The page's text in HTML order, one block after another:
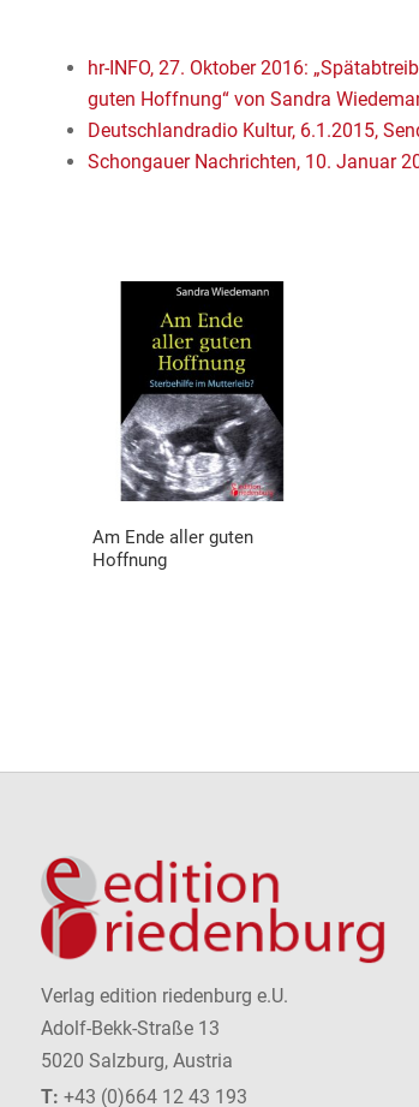
hr-INFO, 27. Oktober 2016:
guten Hoffnung“ von Sandra
Deutschlandradio Kultur, 6.1.2015,
Schongauer Nachrichten, 10. Januar
Am Ende aller guten
Hoffnung
Verlag edition riedenburg e.U.
Adolf-Bekk-Straße 13
5020 Salzburg, Austria
T: +43 (0)664 12 43 193